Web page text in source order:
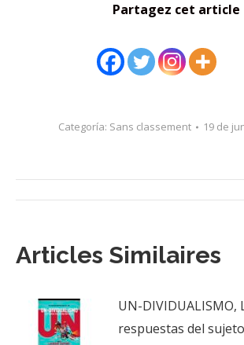
Partagez cet article
Categoría: Sans classement 19 de
Navegación
entre
Articles Similaires
UN-DIVIDUALISMO,
respuestas del sujeto